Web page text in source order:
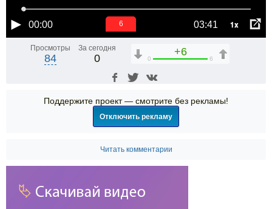
00:00 03:41 1x
6
Просмотры
84
За сегодня
0
+6
0 6
Поддержите проект — смотрите без рекламы!
Отключить рекламу
Читать комментарии